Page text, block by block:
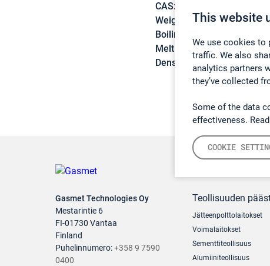
This website
We use cookies to
traffic. We also
analytics partners
they’ve collected
Some of the data
effectiveness.
COOKIE
CAS:
Weight:
112,99 g/mol
Boiling point:
Melting point:-99,5 °C
Density:
1,1876 g/cm3
Gasmet Technologies Oy
Mestarintie 6
FI-01730 Vantaa
Finland
Puhelinnumero:+358 9 7590
0400
Teollisuuden
Jätteenpolttolaitokset
Voimalaitokset
Sementtiteollisuus
Alumiiniteollisuus